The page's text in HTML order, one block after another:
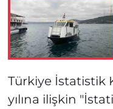
Türkiye İstatistik
yılına ilişkin